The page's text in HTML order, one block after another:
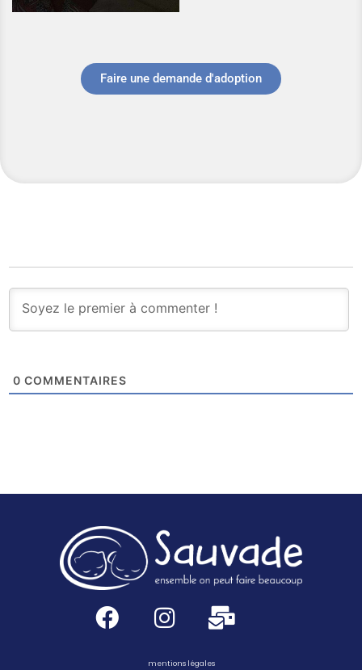
Faire une demande d'adoption
0 COMMENTAIRES
mentions légales